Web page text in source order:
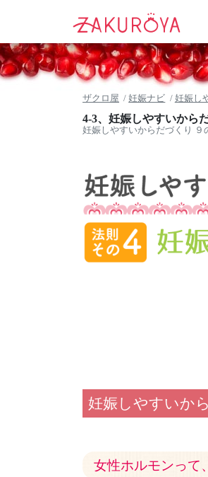
ザクロ屋 妊娠ナビ 妊娠し
4-3、妊娠しやすいから
妊娠しやすいからだづくり ９
妊娠しやすいか
女性ホルモンって